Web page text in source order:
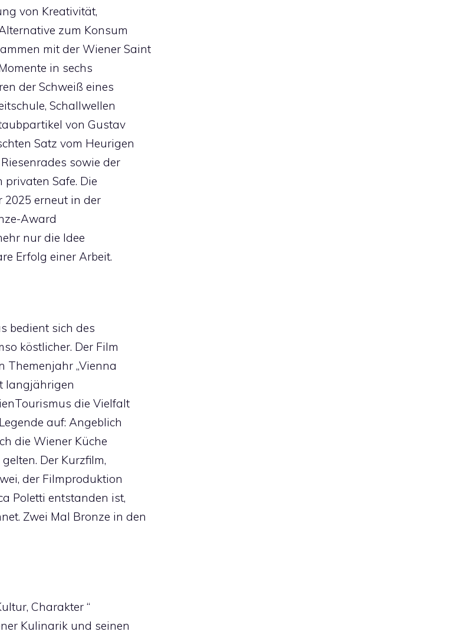
von Kreativität,
zum Konsum
mit der Wiener Saint
in sechs
der Schweiß eines
Schallwellen
von Gustav
Satz vom Heurigen
sowie der
Safe. Die
2025 erneut in der
Award
nur die Idee
Erfolg einer Arbeit.
bedient sich des
köstlicher. Der Film
Themenjahr „Vienna
langjährigen
die Vielfalt
auf: Angeblich
die Wiener Küche
Der Kurzfilm,
der Filmproduktion
Poletti entstanden ist,
Zwei Mal Bronze in den
Charakter “
Kulinarik und seinen